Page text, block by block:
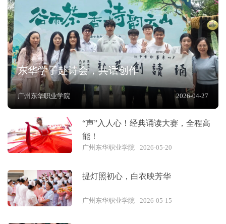
东华学子赴诗会，共话创作
广州东华职业学院 2026-04-27
“声”入人心！经典诵读大赛，全程高
能！
广州东华职业学院 2026-05-20
提灯照初心，白衣映芳华
广州东华职业学院 2026-05-15